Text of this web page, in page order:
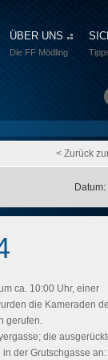
ÜBER UNS
Die FF Mödling
< Zurück
ca. 10:00 Uhr, einer
die Kameraden
gerufen.
die
der Grutschgasse